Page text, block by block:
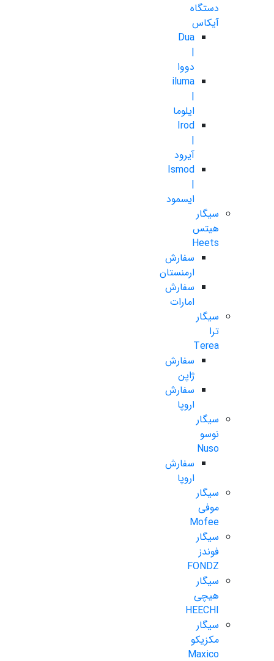
دستگاه
آیکاس
Dua
|
دووا
iluma
|
ایلوما
Irod
|
آیرود
Ismod
|
ایسمود
سیگار
هیتس
Heets
سفارش
ارمنستان
سفارش
امارات
سیگار
ترا
Terea
سفارش
ژاپن
سفارش
اروپا
سیگار
نوسو
Nuso
سفارش
اروپا
سیگار
موفی
Mofee
سیگار
فوندز
FONDZ
سیگار
هیچی
HEECHI
سیگار
مکزیکو
Maxico